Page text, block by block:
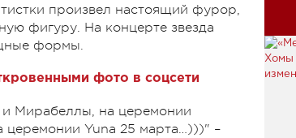
произвел настоящий фурор,
фигуру. На концерте звезда
формы.
фото в соцсети
Мирабеллы, на церемонии
церемонии Yuna 25 марта…)))" –